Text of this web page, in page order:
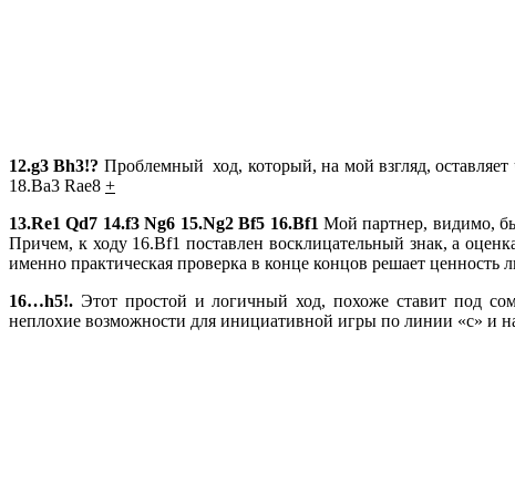
12.g3Bh3!? Проблемный ход, который, на мой взгляд,
18.Ba3 Rae8 +
13.Re1Qd7 14.f3Ng6 15.Ng2Bf5 16.Bf1 Мой партнер, видимо,
Причем, к ходу 16.Bf1 поставлен восклицательный знак, а
именно практическая проверка в конце концов решает ценность
16…h5!. Этот простой и логичный ход, похоже ставит под
неплохие возможности для инициативной игры по линии «c» и